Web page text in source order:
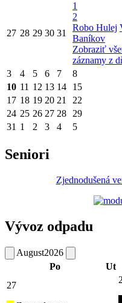
27 28 29 30 31
1
2
Robo Hulej
Baníkov
Zobraziť
záznamy z
3
4 5 6 7 8
10 11 12 13 14 15
17 18 19 20 21 22
24 25 26 27 28 29
31 1 2 3 4 5
Seniori
Zjednodušená
Vývoz odpadu
August2026
Po
Ut
27